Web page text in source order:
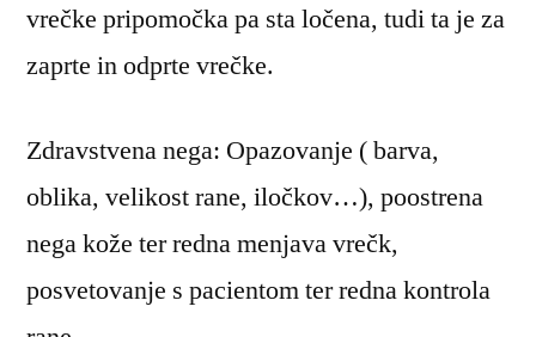
vrečke pripomočka pa sta ločena, tudi ta je za
zaprte in odprte vrečke.
Zdravstvena nega: Opazovanje ( barva,
oblika, velikost rane, iločkov…), poostrena
nega kože ter redna menjava vrečk,
posvetovanje s pacientom ter redna kontrola